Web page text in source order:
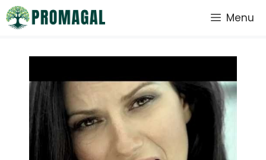
Saltar
al
Menu